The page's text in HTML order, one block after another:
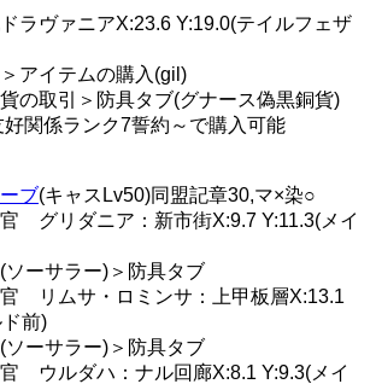
ヴァニアX:23.6 Y:19.0(テイルフェザ
アイテムの購入(gil)
の取引＞防具タブ(グナース偽黒銅貨)
関係ランク7誓約～で購入可能
ブ(キャスLv50)同盟記章30,マ×染○
グリダニア：新市街X:9.7 Y:11.3(メイ
ーサラー)＞防具タブ
リムサ・ロミンサ：上甲板層X:13.1
前)
ーサラー)＞防具タブ
ウルダハ：ナル回廊X:8.1 Y:9.3(メイ